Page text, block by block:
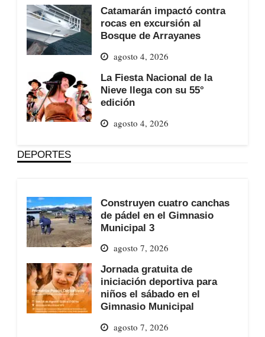
Catamarán impactó contra
rocas en excursión al
Bosque de Arrayanes
agosto 4, 2026
La Fiesta Nacional de la
Nieve llega con su 55°
edición
agosto 4, 2026
DEPORTES
Construyen cuatro canchas
de pádel en el Gimnasio
Municipal 3
agosto 7, 2026
Jornada gratuita de
iniciación deportiva para
niños el sábado en el
Gimnasio Municipal
agosto 7, 2026